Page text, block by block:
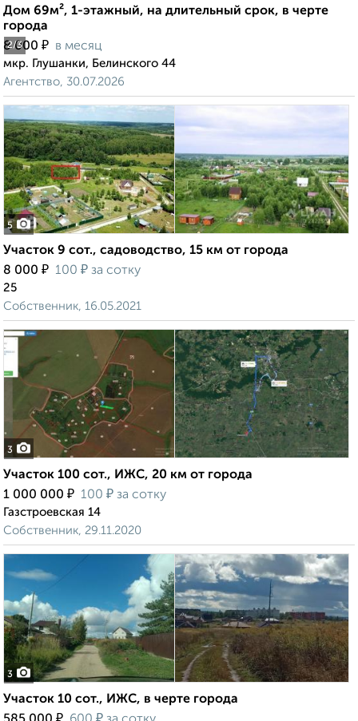
2/3
Дом 69м², 1-этажный, на длительный срок, в черте
города
8 000 ₽ в месяц
мкр. Глушанки, Белинского 44
Агентство, 30.07.2026
5
Участок 9 сот., садоводство, 15 км от города
8 000 ₽ 100 ₽ за сотку
25
Собственник, 16.05.2021
3
Участок 100 сот., ИЖС, 20 км от города
1 000 000 ₽ 100 ₽ за сотку
Газстроевская 14
Собственник, 29.11.2020
3
Участок 10 сот., ИЖС, в черте города